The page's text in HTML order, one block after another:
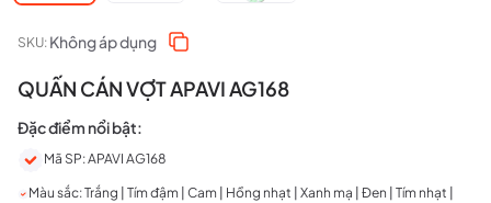
SKU: Không áp dụng
QUẤN CÁN VỢT APAVI AG168
Đặc điểm nổi bật:
Mã SP: APAVI AG168
Màu sắc: Trắng | Tím đậm | Cam | Hồng nhạt | Xanh mạ | Đen | Tím nhạt |